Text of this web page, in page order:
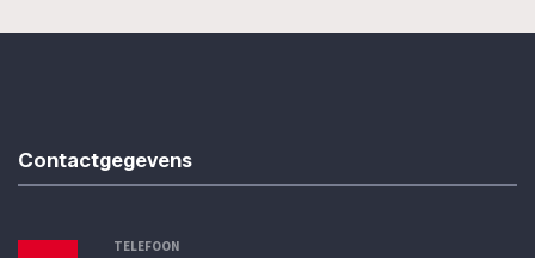
Contactgegevens
TELEFOON